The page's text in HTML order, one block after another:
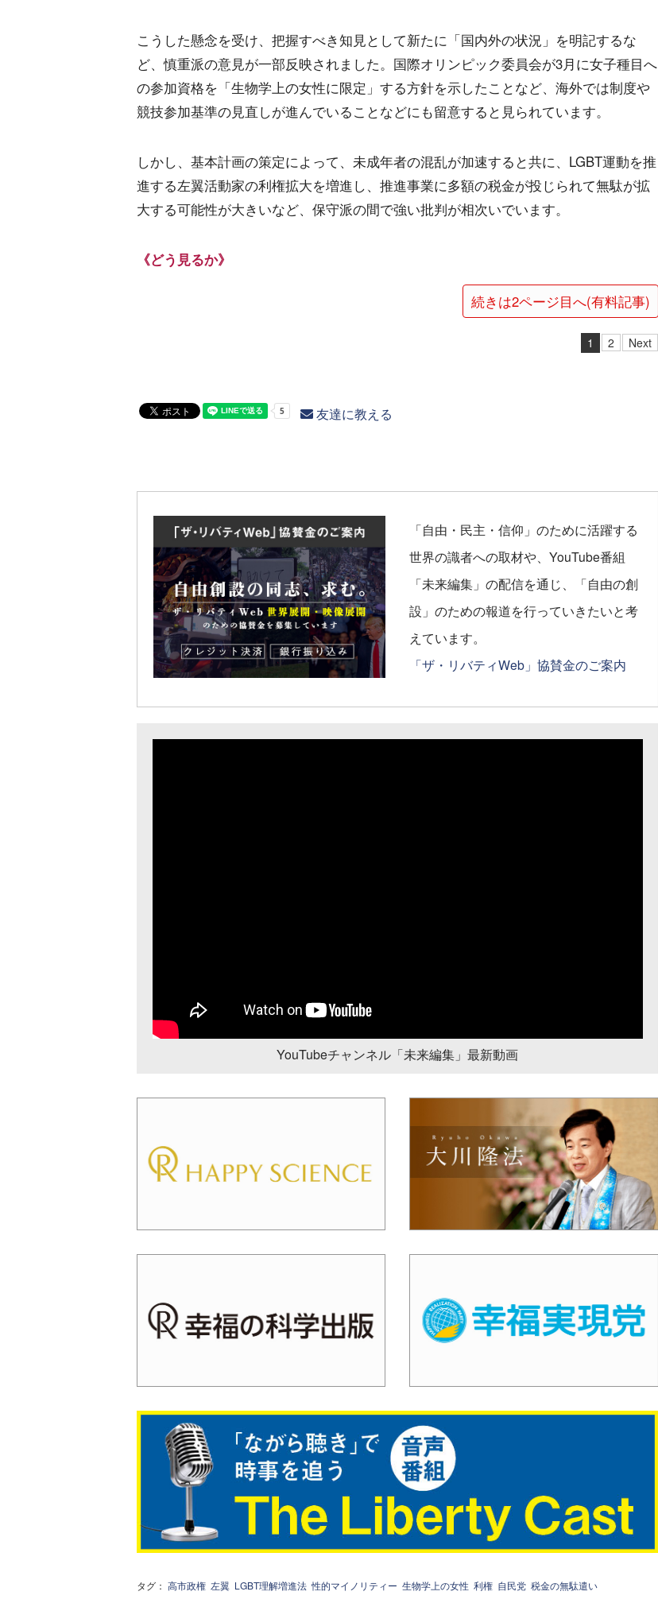
こうした懸念を受け、把握すべき知見として新たに「国内外の状況」を明記するな
ど、慎重派の意見が一部反映されました。国際オリンピック委員会が3月に女子種目へ
の参加資格を「生物学上の女性に限定」する方針を示したことなど、海外では制度や
競技参加基準の見直しが進んでいることなどにも留意すると見られています。
しかし、基本計画の策定によって、未成年者の混乱が加速すると共に、LGBT運動を推
進する左翼活動家の利権拡大を増進し、推進事業に多額の税金が投じられて無駄が拡
大する可能性が大きいなど、保守派の間で強い批判が相次いでいます。
《どう見るか》
続きは2ページ目へ(有料記事)
1 2 Next
友達に教える
「自由・民主・信仰」のために活躍する
世界の識者への取材や、YouTube番組
「未来編集」の配信を通じ、「自由の創
設」のための報道を行っていきたいと考
えています。
「ザ・リバティWeb」協賛金のご案内
YouTubeチャンネル「未来編集」最新動画
タグ： 高市政権 左翼 LGBT理解増進法 性的マイノリティー 生物学上の女性 利権 自民党 税金の無駄遣い